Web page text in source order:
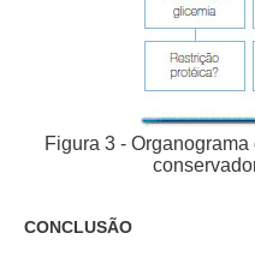
Figura 3 -
CONCLUSÃO